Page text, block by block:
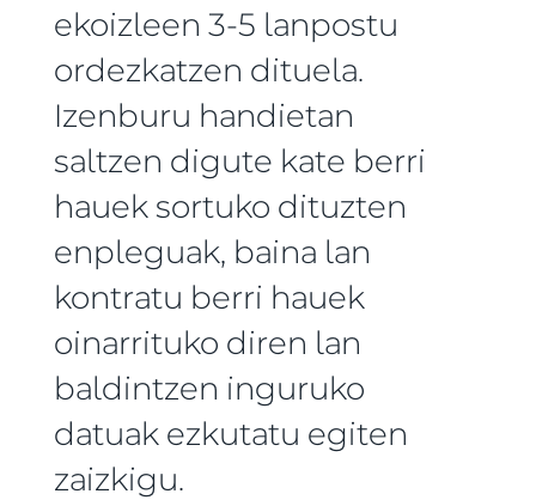
ekoizleen 3-5 lanpostu
ordezkatzen dituela.
Izenburu handietan
saltzen digute kate berri
hauek sortuko dituzten
enpleguak, baina lan
kontratu berri hauek
oinarrituko diren lan
baldintzen inguruko
datuak ezkutatu egiten
zaizkigu.